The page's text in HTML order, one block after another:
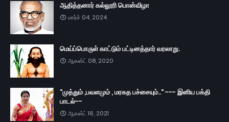
ஆதித்தனார் கல்லூரி பொன்விழா
மார்ச் 04, 2024
மெய்ப்பொருள் காட்டும் பட்டினத்தார் வரலாறு.
ஆகஸ்ட் 08, 2020
"முத்தும் ,பவளமும் , மரகத பச்சையும்.." --- இனிய பக்தி
பாடல்--
ஆகஸ்ட் 16, 2021